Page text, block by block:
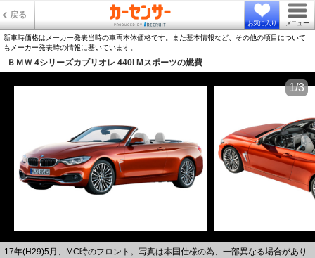
戻る
お気に入り メニュー
新車時価格はメーカー発表当時の車両本体価格です。また基本情報など、その他の項目について
もメーカー発表時の情報に基いています。
ＢＭＷ 4シリーズカブリオレ 440i Mスポーツの燃費
17年(H29)5月、MC時のフロント。写真は本国仕様の為、一部異なる場合があり
1/3